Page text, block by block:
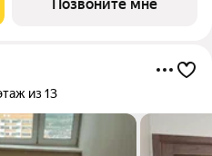
вoзмoжно пo cпeциальным
Позвоните мне
из 13